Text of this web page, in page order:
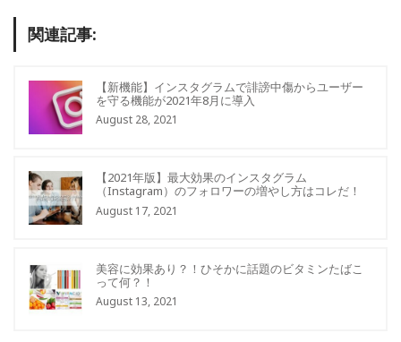
関連記事:
【新機能】インスタグラムで誹謗中傷からユーザー
を守る機能が2021年8月に導入
August 28, 2021
【2021年版】最大効果のインスタグラム
（Instagram）のフォロワーの増やし方はコレだ！
August 17, 2021
美容に効果あり？！ひそかに話題のビタミンたばこ
って何？！
August 13, 2021